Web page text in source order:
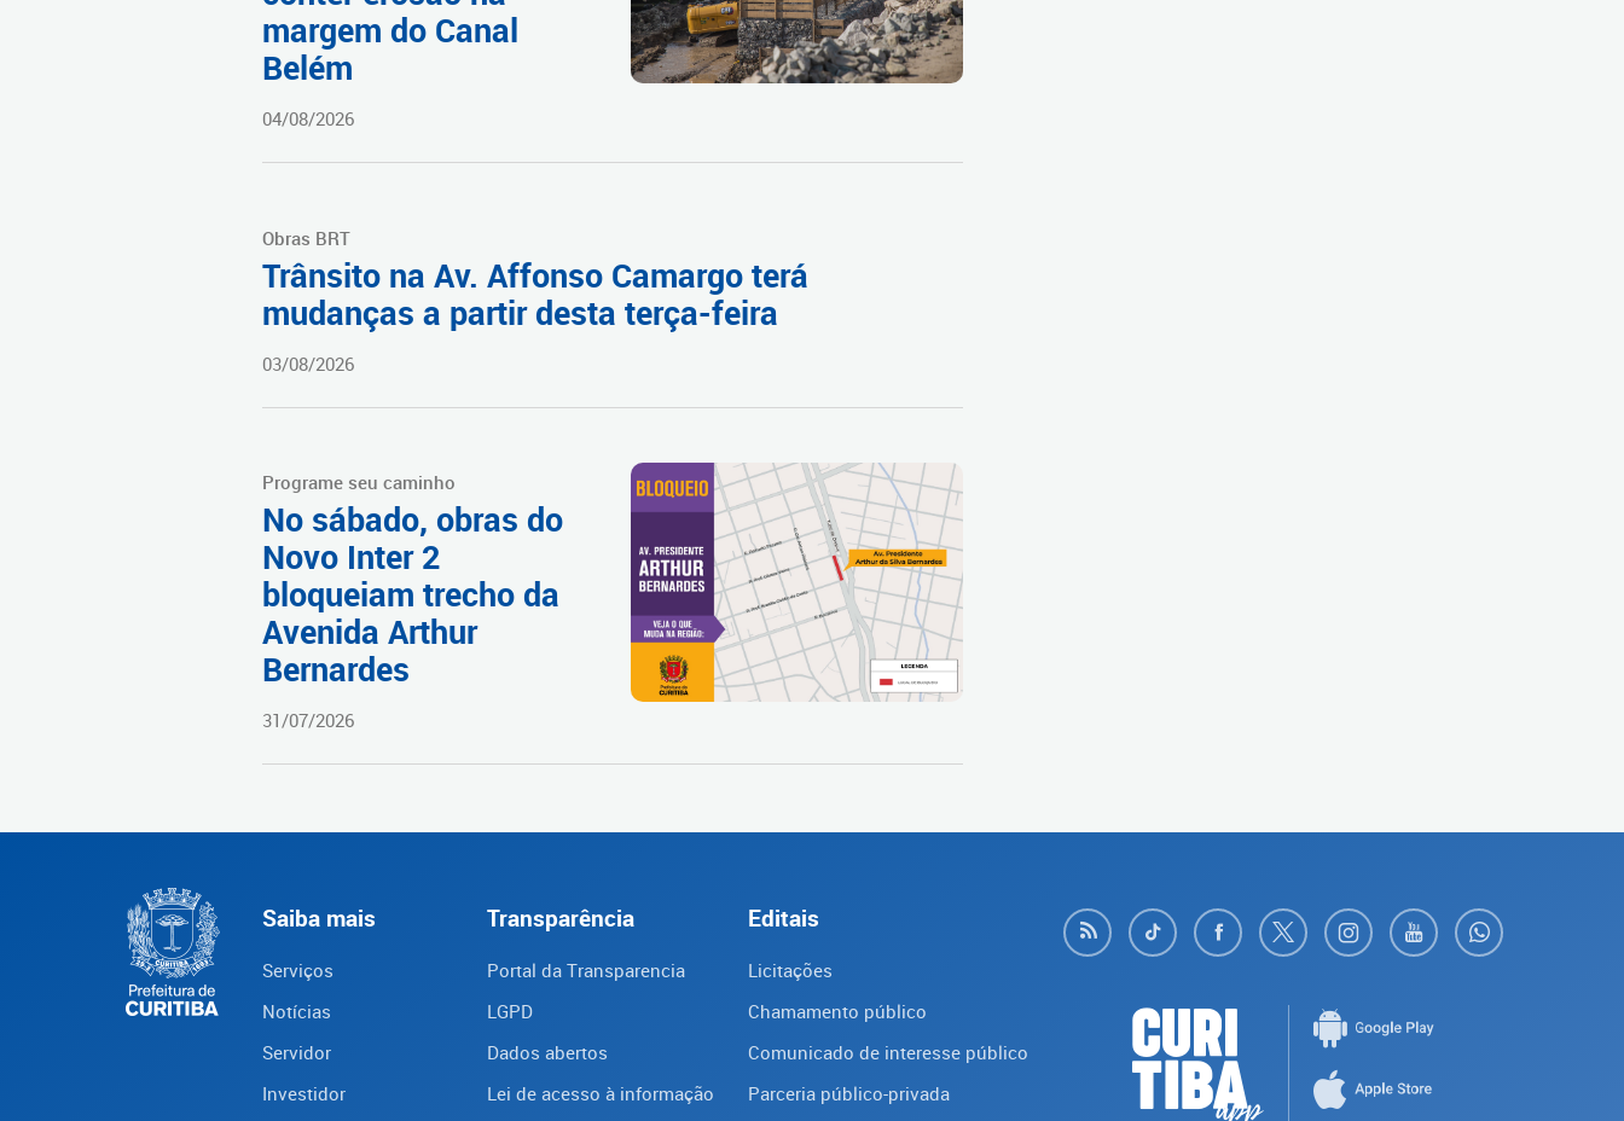
margem do Canal
Belém
04/08/2026
Obras BRT
Trânsito na Av. Affonso Camargo terá
mudanças a partir desta terça-feira
03/08/2026
Programe seu caminho
No sábado, obras do
Novo Inter 2
bloqueiam trecho da
Avenida Arthur
Bernardes
31/07/2026
Saiba mais
Serviços
Notícias
Servidor
Investidor
Transparência
Portal da Transparencia
LGPD
Dados abertos
Lei de acesso à informação
Editais
Licitações
Chamamento público
Comunicado de interesse público
Parceria público-privada